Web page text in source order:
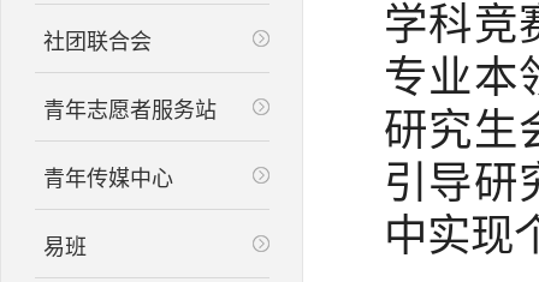
社团联合会
青年志愿者服务站
青年传媒中心
易班
学科竞
专业本
研究生
引导研
中实现